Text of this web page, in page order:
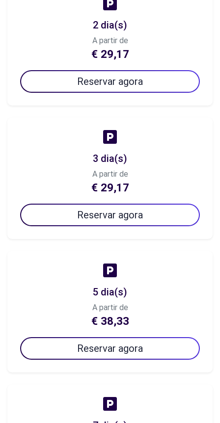
2 dia(s)
A partir de
€ 29,17
Reservar agora
3 dia(s)
A partir de
€ 29,17
Reservar agora
5 dia(s)
A partir de
€ 38,33
Reservar agora